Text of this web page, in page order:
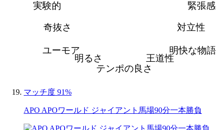
緊張感
対立性
明快な物語
王道性
テンポの良さ
明るさ
ユーモア
奇抜さ
実験的
マッチ度 91%
APO APOワールド ジャイアント馬場90分一本勝負